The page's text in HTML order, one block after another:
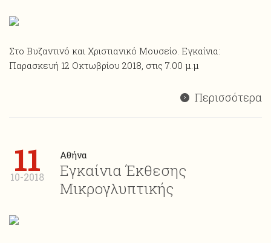
Στο Βυζαντινό και Χριστιανικό Μουσείο. Εγκαίνια:
Παρασκευή 12 Οκτωβρίου 2018, στις 7.00 μ.μ
Περισσότερα
11
10-2018
Αθήνα
Εγκαίνια Έκθεσης
Μικρογλυπτικής